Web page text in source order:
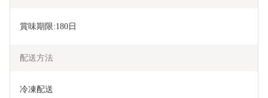
賞味期限:180日
配送方法
冷凍配送